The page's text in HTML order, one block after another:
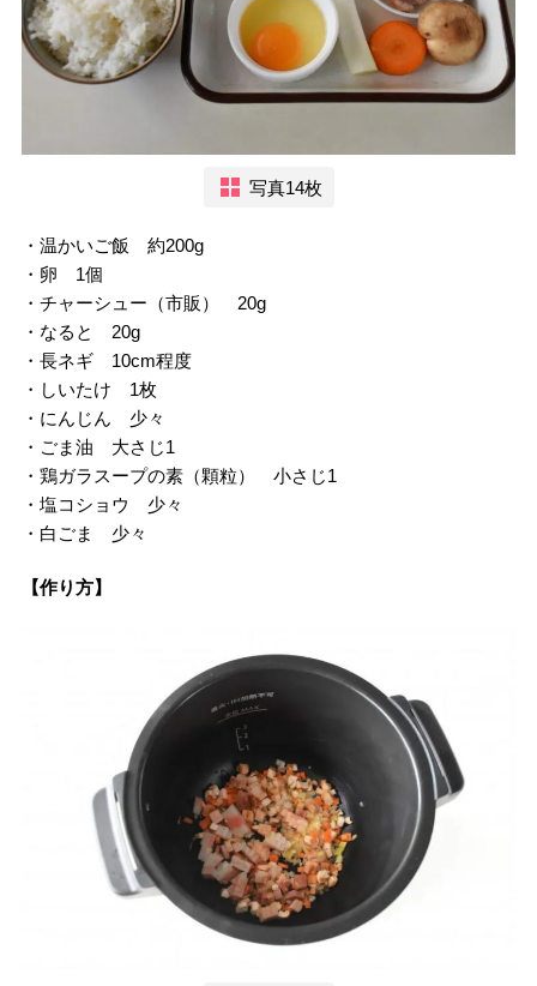
写真14枚
・温かいご飯 約200g
・卵 1個
・チャーシュー（市販） 20g
・なると 20g
・長ネギ 10cm程度
・しいたけ 1枚
・にんじん 少々
・ごま油 大さじ1
・鶏ガラスープの素（顆粒） 小さじ1
・塩コショウ 少々
・白ごま 少々
【作り方】